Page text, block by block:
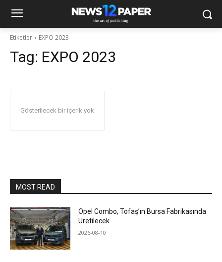
Etiketler EXPO 2023
Tag: EXPO 2023
Gösterilecek bir içerik yok
MOST READ
Opel Combo, Tofaş’ın Bursa Fabrikasında
Üretilecek
2026-08-10